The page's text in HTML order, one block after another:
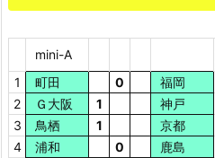
mini-A
1
町田 0 福岡
2
Ｇ大阪 1 神戸
3
鳥栖 1 京都
4
浦和 0 鹿島